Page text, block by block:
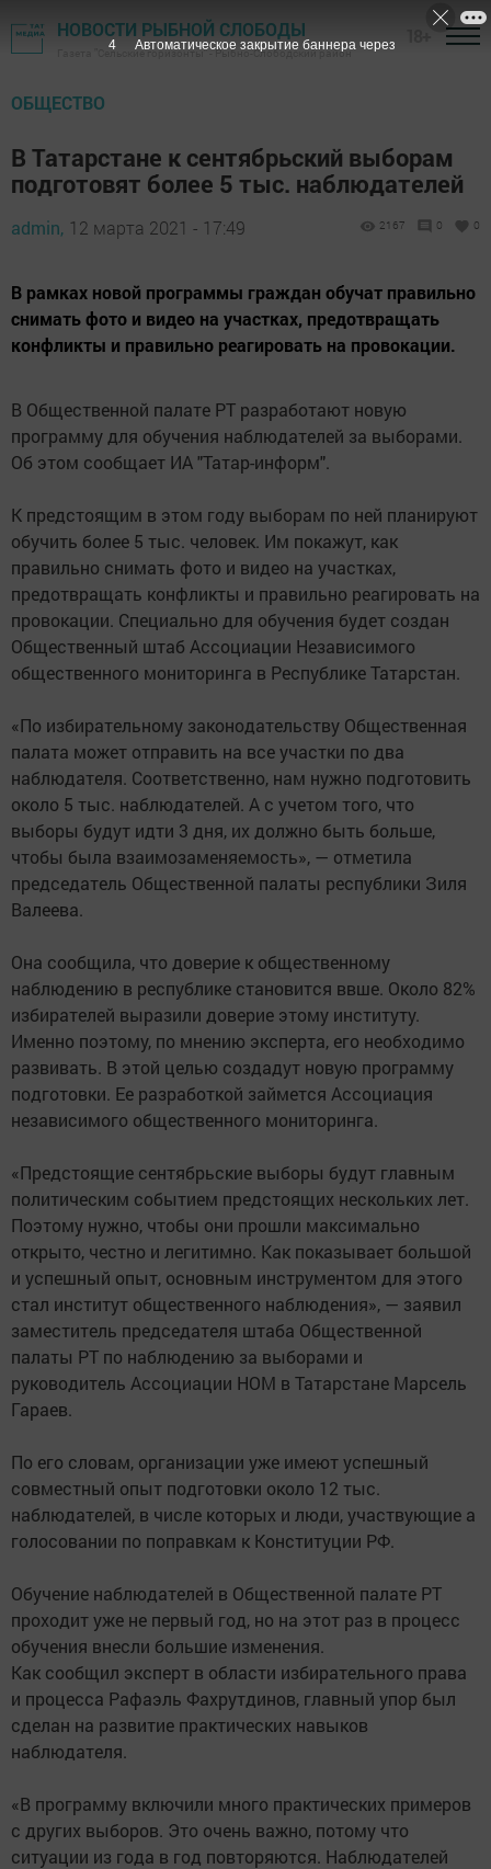
НОВОСТИ РЫБНОЙ СЛОБОДЫ
Газета "Сельские горизонты" - Рыбно-Слободский район
ОБЩЕСТВО
В Татарстане к сентябрьский выборам
подготовят более 5 тыс. наблюдателей
admin, 12 марта 2021 - 17:49 2167 0 0
В рамках новой программы граждан обучат правильно
снимать фото и видео на участках, предотвращать
конфликты и правильно реагировать на провокации.
В Общественной палате РТ разработают новую
программу для обучения наблюдателей за выборами.
Об этом сообщает ИА "Татар-информ".
К предстоящим в этом году выборам по ней планируют
обучить более 5 тыс. человек. Им покажут, как
правильно снимать фото и видео на участках,
предотвращать конфликты и правильно реагировать на
провокации. Специально для обучения будет создан
Общественный штаб Ассоциации Независимого
общественного мониторинга в Республике Татарстан.
«По избирательному законодательству Общественная
палата может отправить на все участки по два
наблюдателя. Соответственно, нам нужно подготовить
около 5 тыс. наблюдателей. А с учетом того, что
выборы будут идти 3 дня, их должно быть больше,
чтобы была взаимозаменяемость», — отметила
председатель Общественной палаты республики Зиля
Валеева.
Она сообщила, что доверие к общественному
наблюдению в республике становится ввше. Около 82%
избирателей выразили доверие этому институту.
Именно поэтому, по мнению эксперта, его необходимо
развивать. В этой целью создадут новую программу
подготовки. Ее разработкой займется Ассоциация
независимого общественного мониторинга.
«Предстоящие сентябрьские выборы будут главным
политическим событием предстоящих нескольких лет.
Поэтому нужно, чтобы они прошли максимально
открыто, честно и легитимно. Как показывает большой
и успешный опыт, основным инструментом для этого
стал институт общественного наблюдения», — заявил
заместитель председателя штаба Общественной
палаты РТ по наблюдению за выборами и
руководитель Ассоциации НОМ в Татарстане Марсель
Гараев.
По его словам, организации уже имеют успешный
совместный опыт подготовки около 12 тыс.
наблюдателей, в числе которых и люди, участвующие а
голосовании по поправкам к Конституции РФ.
Обучение наблюдателей в Общественной палате РТ
проходит уже не первый год, но на этот раз в процесс
обучения внесли большие изменения.
Как сообщил эксперт в области избирательного права
и процесса Рафаэль Фахрутдинов, главный упор был
сделан на развитие практических навыков
наблюдателя.
«В программу включили много практических примеров
с других выборов. Это очень важно, потому что
ситуации из года в год повторяются. Наблюдателей
3 Автоматическое закрытие баннера через